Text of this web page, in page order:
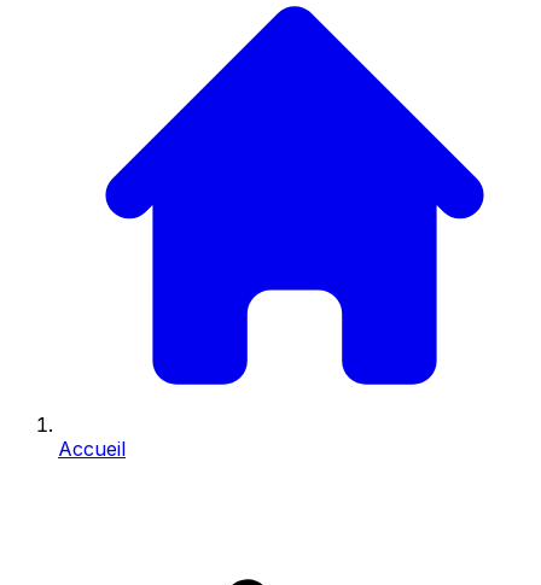
Accueil